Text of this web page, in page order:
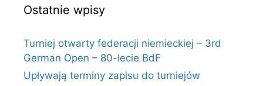
Ostatnie wpisy
Turniej otwarty federacji niemieckiej – 3rd
German Open – 80-lecie BdF
Upływają terminy zapisu do turniejów